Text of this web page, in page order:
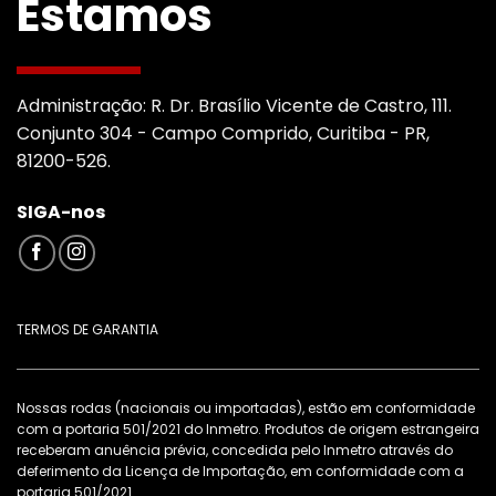
Estamos
Administração: R. Dr. Brasílio Vicente de Castro, 111.
Conjunto 304 - Campo Comprido, Curitiba - PR,
81200-526.
SIGA-nos
TERMOS DE GARANTIA
Nossas rodas (nacionais ou importadas), estão em conformidade
com a portaria 501/2021 do Inmetro. Produtos de origem estrangeira
receberam anuência prévia, concedida pelo Inmetro através do
deferimento da Licença de Importação, em conformidade com a